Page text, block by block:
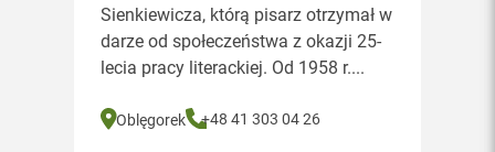
Sienkiewicza, którą pisarz otrzymał w
darze od społeczeństwa z okazji 25-
lecia pracy literackiej. Od 1958 r....
Oblęgorek +48 41 303 04 26